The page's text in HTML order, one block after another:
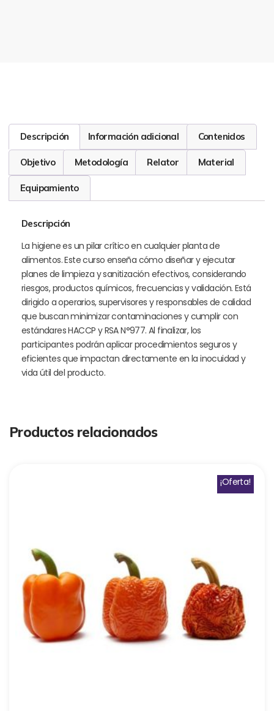
Descripción Información adicional Contenidos
Objetivo Metodología Relator Material
Equipamiento
Descripción
La higiene es un pilar crítico en cualquier planta de
alimentos. Este curso enseña cómo diseñar y ejecutar
planes de limpieza y sanitización efectivos, considerando
riesgos, productos químicos, frecuencias y validación. Está
dirigido a operarios, supervisores y responsables de calidad
que buscan minimizar contaminaciones y cumplir con
estándares HACCP y RSA N°977. Al finalizar, los
participantes podrán aplicar procedimientos seguros y
eficientes que impactan directamente en la inocuidad y
vida útil del producto.
Productos relacionados
¡Oferta!